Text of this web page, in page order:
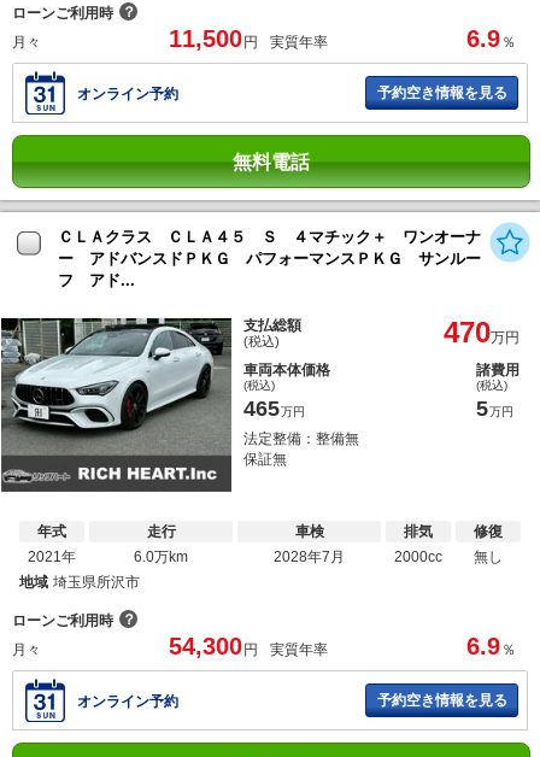
ローンご利用時 ？
月々
11,500 円 実質年率 6.9 ％
オンライン予約 予約空き情報を見る
無料電話
ＣＬＡクラス ＣＬＡ４５ Ｓ ４マチック＋ ワンオーナ
ー アドバンスドＰＫＧ パフォーマンスＰＫＧ サンルー
フ アド...
支払総額
(税込) 470万円
車両本体価格
(税込)
465万円
諸費用
(税込)
5万円
法定整備：整備無
保証無
年式
2021年
走行
6.0万km
車検
2028年7月
排気
2000cc
修復
無し
地域 埼玉県所沢市
ローンご利用時 ？
月々
54,300 円 実質年率 6.9 ％
オンライン予約 予約空き情報を見る